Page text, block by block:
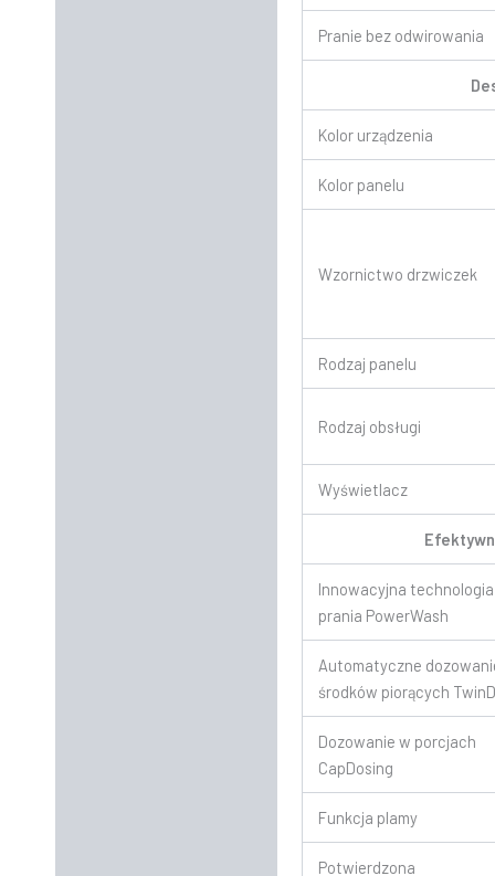
Pranie bez odwirowania
Kolor urządzenia
Kolor panelu
Wzornictwo drzwiczek
Rodzaj panelu
Rodzaj obsługi
Wyświetlacz
Innowacyjna technologia
prania PowerWash
Automatyczne
środków piorących
Dozowanie w porcjach
CapDosing
Funkcja plamy
Potwierdzona